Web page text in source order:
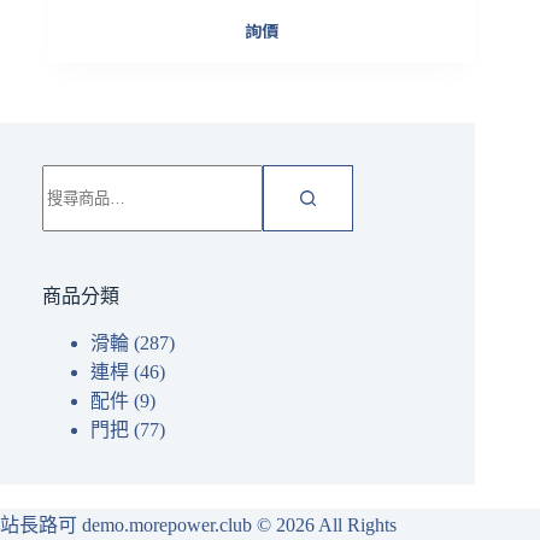
詢價
尋
關
商品分類
滑輪 (287)
連桿 (46)
配件 (9)
門把 (77)
站長路可 demo.morepower.club © 2026 All Rights